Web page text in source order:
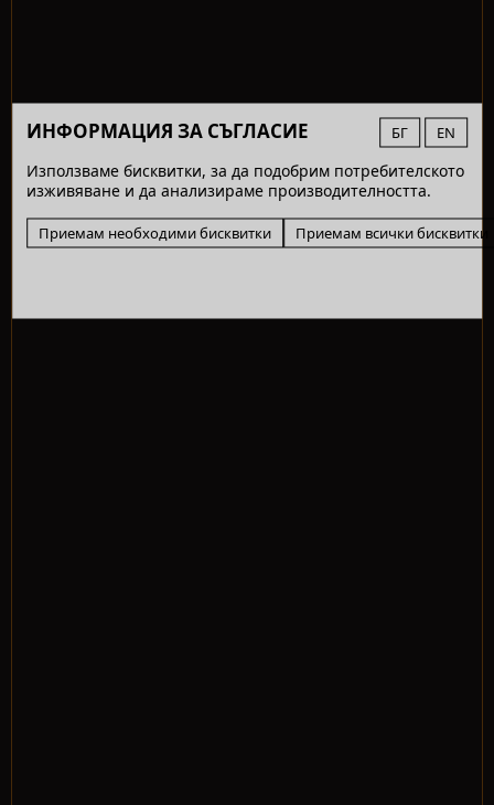
ИНФОРМАЦИЯ ЗА СЪГЛАСИЕ БГ EN
Използваме бисквитки, за да подобрим потребителското
изживяване и да анализираме производителността.
Приемам необходими бисквитки Приемам всички бисквитки